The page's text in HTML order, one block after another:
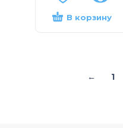
В корзину
← 1